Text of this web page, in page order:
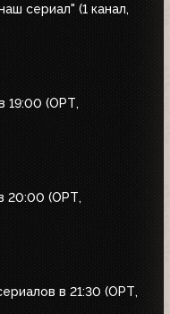
сериал" (1 канал,
19:00 (ОРТ,
20:00 (ОРТ,
в 21:30 (ОРТ,